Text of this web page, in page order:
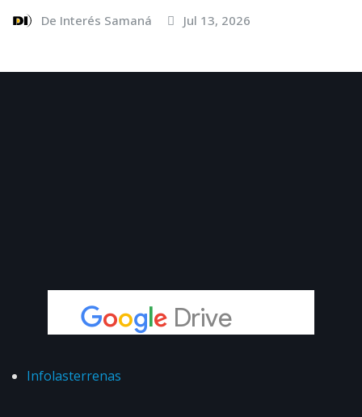
De Interés Samaná Jul 13, 2026
Infolasterrenas